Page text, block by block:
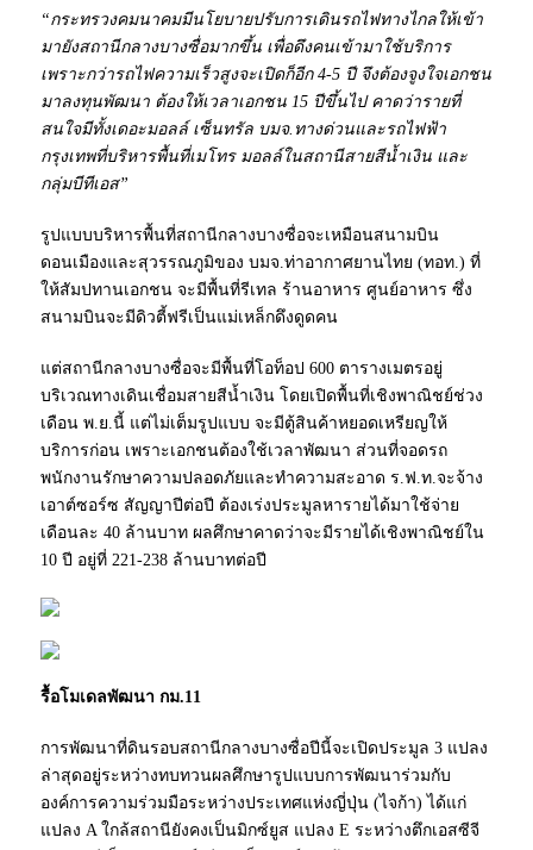
“กระทรวงคมนาคมมีนโยบายปรับการเดินรถไฟทางไกลให้เข้า
มายังสถานีกลางบางซื่อมากขึ้น เพื่อดึงคนเข้ามาใช้บริการ
เพราะกว่ารถไฟความเร็วสูงจะเปิดก็อีก 4-5 ปี จึงต้องจูงใจเอกชน
มาลงทุนพัฒนา ต้องให้เวลาเอกชน 15 ปีขึ้นไป คาดว่ารายที่
สนใจมีทั้งเดอะมอลล์ เซ็นทรัล บมจ.ทางด่วนและรถไฟฟ้า
กรุงเทพที่บริหารพื้นที่เมโทร มอลล์ในสถานีสายสีน้ำเงิน และ
กลุ่มบีทีเอส”
รูปแบบบริหารพื้นที่สถานีกลางบางซื่อจะเหมือนสนามบิน
ดอนเมืองและสุวรรณภูมิของ บมจ.ท่าอากาศยานไทย (ทอท.) ที่
ให้สัมปทานเอกชน จะมีพื้นที่รีเทล ร้านอาหาร ศูนย์อาหาร ซึ่ง
สนามบินจะมีดิวตี้ฟรีเป็นแม่เหล็กดึงดูดคน
แต่สถานีกลางบางซื่อจะมีพื้นที่โอท็อป 600 ตารางเมตรอยู่
บริเวณทางเดินเชื่อมสายสีน้ำเงิน โดยเปิดพื้นที่เชิงพาณิชย์ช่วง
เดือน พ.ย.นี้ แต่ไม่เต็มรูปแบบ จะมีตู้สินค้าหยอดเหรียญให้
บริการก่อน เพราะเอกชนต้องใช้เวลาพัฒนา ส่วนที่จอดรถ
พนักงานรักษาความปลอดภัยและทำความสะอาด ร.ฟ.ท.จะจ้าง
เอาต์ซอร์ซ สัญญาปีต่อปี ต้องเร่งประมูลหารายได้มาใช้จ่าย
เดือนละ 40 ล้านบาท ผลศึกษาคาดว่าจะมีรายได้เชิงพาณิชย์ใน
10 ปี อยู่ที่ 221-238 ล้านบาทต่อปี
รื้อโมเดลพัฒนา กม.11
การพัฒนาที่ดินรอบสถานีกลางบางซื่อปีนี้จะเปิดประมูล 3 แปลง
ล่าสุดอยู่ระหว่างทบทวนผลศึกษารูปแบบการพัฒนาร่วมกับ
องค์การความร่วมมือระหว่างประเทศแห่งญี่ปุ่น (ไจก้า) ได้แก่
แปลง A ใกล้สถานียังคงเป็นมิกซ์ยูส แปลง E ระหว่างตึกเอสซีจี